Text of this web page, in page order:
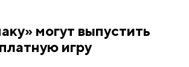
могут выпустить
игру